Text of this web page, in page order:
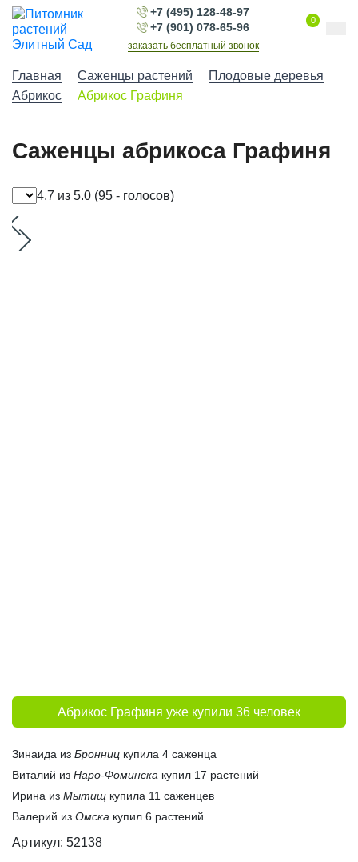
+7 (495) 128-48-97
+7 (901) 078-65-96
заказать бесплатный звонок
0
Главная Саженцы растений
Плодовые деревья
Абрикос
Абрикос Графиня
Саженцы абрикоса Графиня
4.7 из 5.0 (95 - голосов)
Абрикос Графиня уже купили 36 человек
Зинаида из Бронниц купила 4 саженца
Виталий из Наро-Фоминска купил 17 растений
Ирина из Мытищ купила 11 саженцев
Валерий из Омска купил 6 растений
Артикул: 52138